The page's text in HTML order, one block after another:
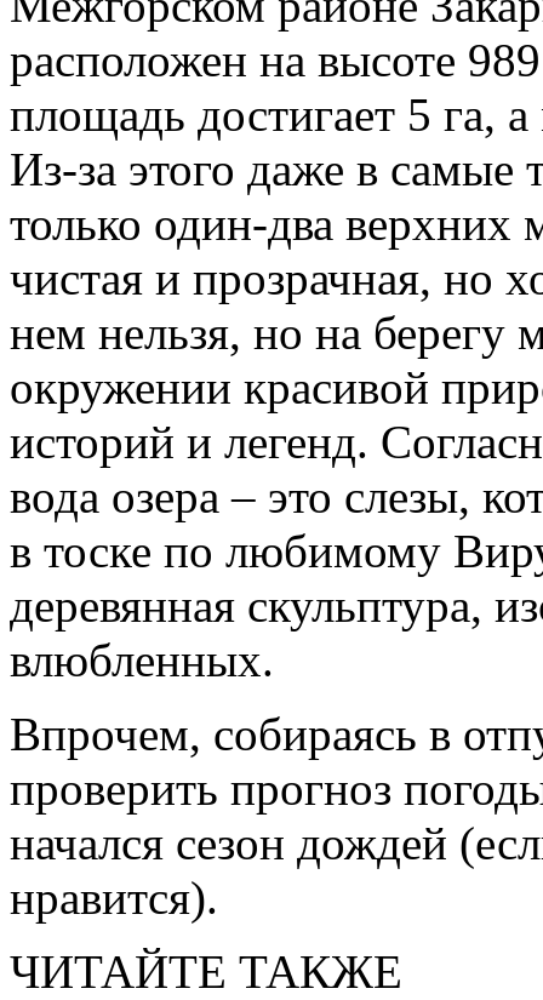
расположен на высоте
площадь достигает 5 га,
Из-за этого даже в самые
только один-два верхних
чистая и прозрачная, но
нем нельзя, но на берегу
окружении красивой
историй и легенд.
вода озера – это слезы,
в тоске по любимому
деревянная скульптура,
влюбленных.
Впрочем, собираясь в
проверить прогноз
начался сезон дождей
нравится).
ЧИТАЙТЕ ТАКЖЕ